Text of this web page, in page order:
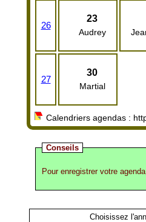
26
23
Audrey
27
30
Martial
Calendriers agendas :
Conseils
Pour enregistrer votre
Choisissez